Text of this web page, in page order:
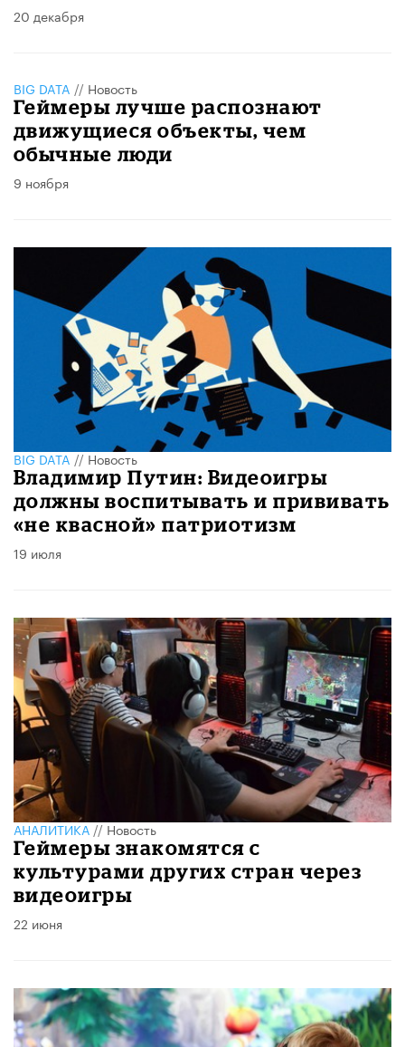
20 декабря
BIG DATA // Новость
Геймеры лучше распознают
движущиеся объекты, чем
обычные люди
9 ноября
BIG DATA//Новость
Владимир Путин: Видеоигры
должны воспитывать и прививать
«не квасной» патриотизм
19 июля
АНАЛИТИКА//Новость
Геймеры знакомятся с
культурами других стран через
видеоигры
22 июня